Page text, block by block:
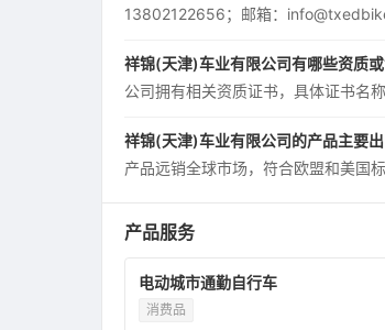
13802122656；邮箱：
祥锦(天津)车业有限公司有哪些资质或
公司拥有相关资质证书，具体证书名
祥锦(天津)车业有限公司的产品主要出
产品远销全球市场，符合欧盟和美国
产品服务
电动城市通勤自行车
消费品